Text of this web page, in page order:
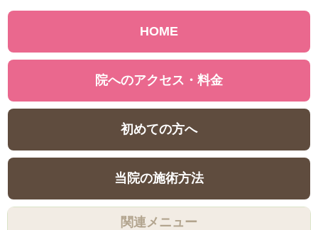
HOME
院へのアクセス・料金
初めての方へ
当院の施術方法
関連メニュー